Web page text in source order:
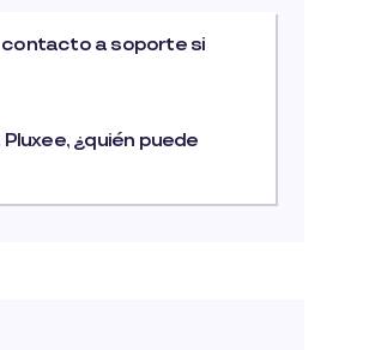
contacto a soporte si
¿quién puede